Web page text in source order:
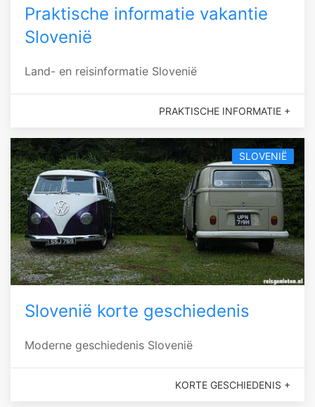
Praktische informatie vakantie
Slovenië
Land- en reisinformatie Slovenië
PRAKTISCHE INFORMATIE +
SLOVENIË
Slovenië korte geschiedenis
Moderne geschiedenis Slovenië
KORTE GESCHIEDENIS +